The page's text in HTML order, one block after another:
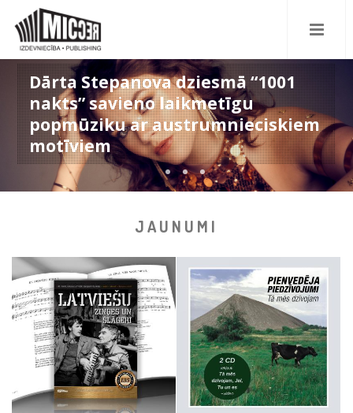
Rita Staune-Doniņa debitē ar
dziesmu "Pa Piena ceļu"
JAUNUMI